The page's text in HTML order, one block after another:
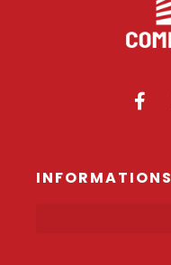
INFORMATIONS